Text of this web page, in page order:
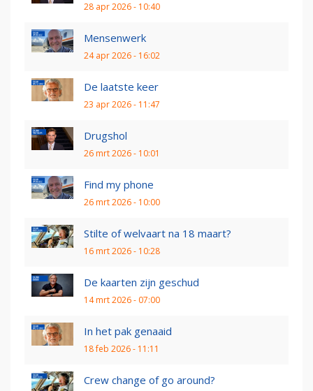
28 apr 2026 - 10:40
Mensenwerk
24 apr 2026 - 16:02
De laatste keer
23 apr 2026 - 11:47
Drugshol
26 mrt 2026 - 10:01
Find my phone
26 mrt 2026 - 10:00
Stilte of welvaart na 18 maart?
16 mrt 2026 - 10:28
De kaarten zijn geschud
14 mrt 2026 - 07:00
In het pak genaaid
18 feb 2026 - 11:11
Crew change of go around?